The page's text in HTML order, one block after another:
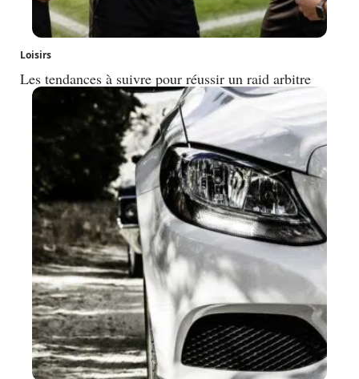
Loisirs
Les tendances à suivre pour réussir un raid arbitre